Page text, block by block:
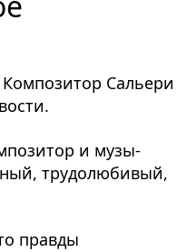
Сальери
и музы­
тру­до­лю­би­вый,
правды